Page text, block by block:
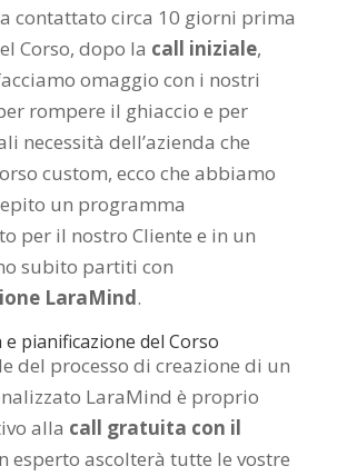
contattato circa 10 giorni prima
Corso, dopo la call iniziale,
omaggio con i nostri
rompere il ghiaccio e per
necessità dell’azienda che
custom, ecco che abbiamo
un programma
per il nostro Cliente e in un
subito partiti con
LaraMind.
e pianificazione del Corso
del processo di creazione di un
LaraMind è proprio
alla call gratuita con il
esperto ascolterà tutte le vostre